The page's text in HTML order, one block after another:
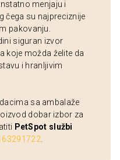
menjaju i
čega su najpreciznije
pakovanju.
siguran izvor
koje možda želite da
i hranljivim
sa ambalaže
dobar izbor za
PetSpot službi